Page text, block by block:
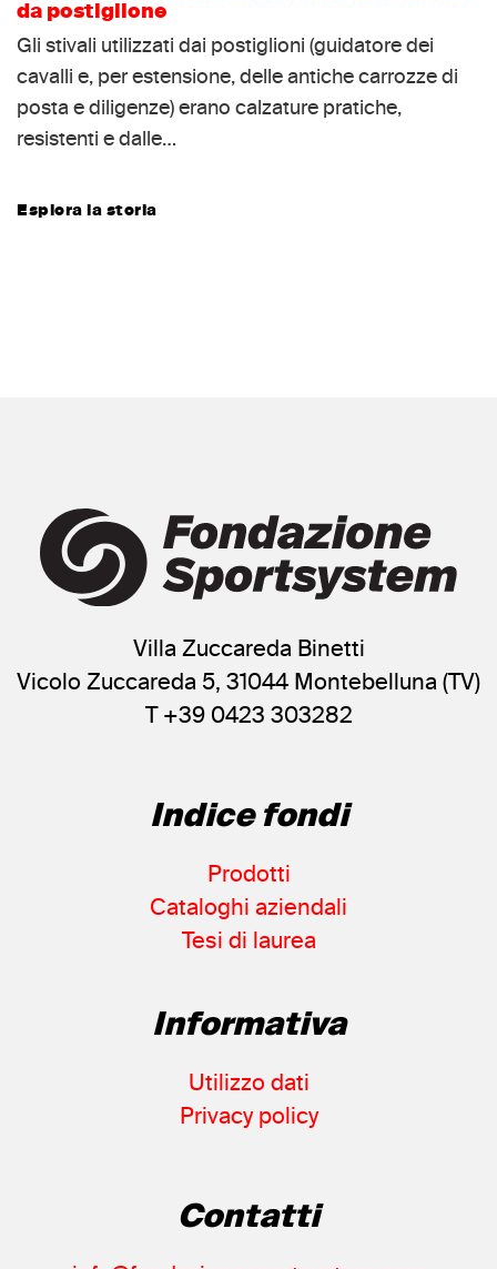
da postiglione
Gli stivali utilizzati dai postiglioni (guidatore dei
cavalli e, per estensione, delle antiche carrozze di
posta e diligenze) erano calzature pratiche,
resistenti e dalle…
Esplora la storia
Villa Zuccareda Binetti
Vicolo Zuccareda 5, 31044 Montebelluna (TV)
T +39 0423 303282
Indice fondi
Prodotti
Cataloghi aziendali
Tesi di laurea
Informativa
Utilizzo dati
Privacy policy
Contatti